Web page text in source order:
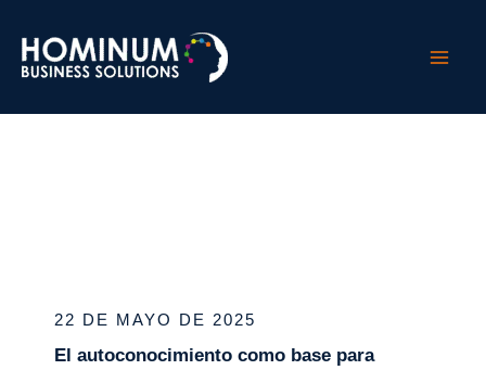
contenido
22 DE MAYO DE 2025
El autoconocimiento como base para